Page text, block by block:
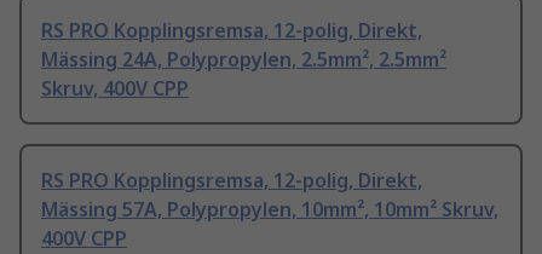
RS PRO Kopplingsremsa, 12-polig, Direkt,
Mässing 24A, Polypropylen, 2.5mm², 2.5mm²
Skruv, 400V CPP
RS PRO Kopplingsremsa, 12-polig, Direkt,
Mässing 57A, Polypropylen, 10mm², 10mm² Skruv,
400V CPP